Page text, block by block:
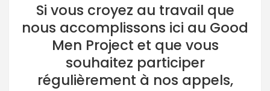
Si vous croyez au travail que
nous accomplissons ici au Good
Men Project et que vous
souhaitez participer
régulièrement à nos appels,